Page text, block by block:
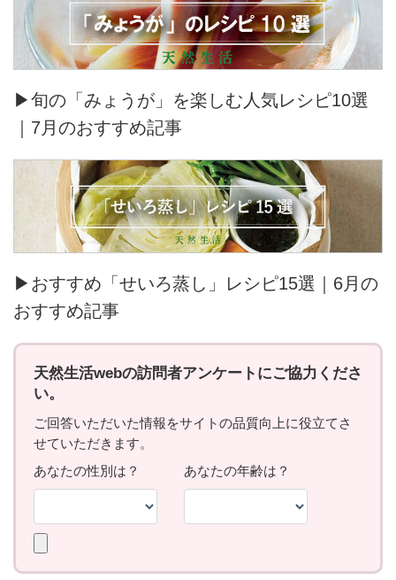
▶旬の「みょうが」を楽しむ人気レシピ10選
｜7月のおすすめ記事
▶おすすめ「せいろ蒸し」レシピ15選｜6月の
おすすめ記事